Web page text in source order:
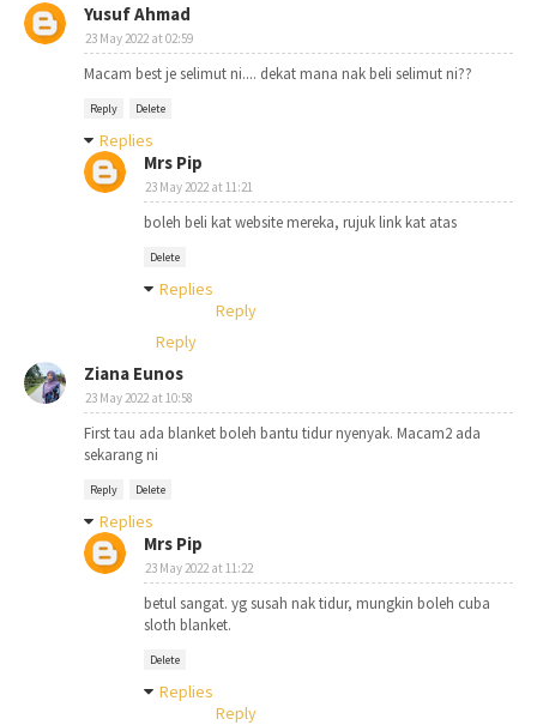
Yusuf Ahmad
23 May 2022 at 02:59
Macam best je selimut ni.... dekat mana nak beli selimut ni??
Reply Delete
Replies
Mrs Pip
23 May 2022 at 11:21
boleh beli kat website mereka, rujuk link kat atas
Delete
Replies
Reply
Reply
Ziana Eunos
23 May 2022 at 10:58
First tau ada blanket boleh bantu tidur nyenyak. Macam2 ada
sekarang ni
Reply Delete
Replies
Mrs Pip
23 May 2022 at 11:22
betul sangat. yg susah nak tidur, mungkin boleh cuba
sloth blanket.
Delete
Replies
Reply